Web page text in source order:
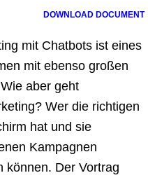
DOWNLOAD DOCUMENT
mit Chatbots ist eines
mit ebenso großen
aber geht
Wer die richtigen
hat und sie
Kampagnen
können. Der Vortrag